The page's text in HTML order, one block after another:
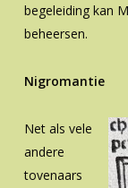
begeleiding kan
beheersen.
Nigromantie
Net als vele
andere
tovenaars